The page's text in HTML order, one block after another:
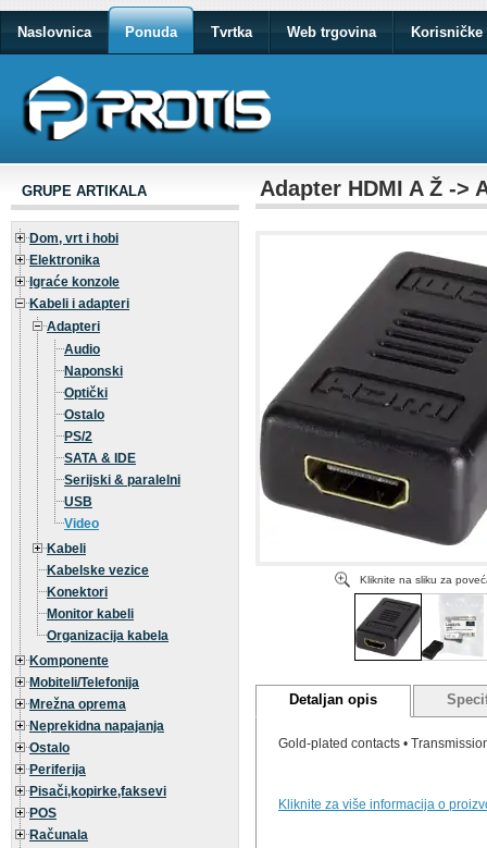
Naslovnica Ponuda Tvrtka Web trgovina Korisničke
GRUPE ARTIKALA
Dom, vrt i hobi
Elektronika
Igraće konzole
Kabeli i adapteri
Adapteri
Audio
Naponski
Optički
Ostalo
PS/2
SATA & IDE
Serijski & paralelni
USB
Video
Kabeli
Kabelske vezice
Konektori
Monitor kabeli
Organizacija kabela
Komponente
Mobiteli/Telefonija
Mrežna oprema
Neprekidna napajanja
Ostalo
Periferija
Pisači,kopirke,faksevi
POS
Računala
Adapter HDMI A Ž ->
Kliknite na sliku za
Detaljan opis
Gold-plated contacts •
Kliknite za više informacija o